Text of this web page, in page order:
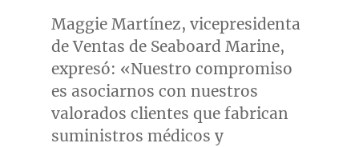
Maggie Martínez, vicepresidenta
de Ventas de Seaboard Marine,
expresó: «Nuestro compromiso
es asociarnos con nuestros
valorados clientes que fabrican
suministros médicos y